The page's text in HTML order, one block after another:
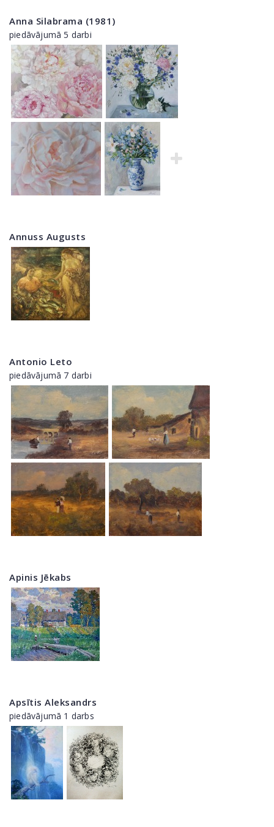
Anna Silabrama (1981)
piedāvājumā 5 darbi
Annuss Augusts
Antonio Leto
piedāvājumā 7 darbi
Apinis Jēkabs
Apsītis Aleksandrs
piedāvājumā 1 darbs